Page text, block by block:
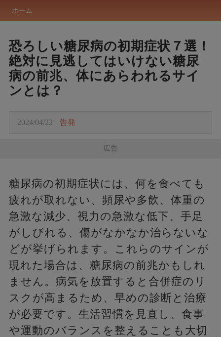
ホーム
恐ろしい糖尿病の初期症状７選！
絶対に見逃してはいけない糖尿
病の前兆、体にあらわれるサイ
ンとは？
2024/04/22 告発
広告
糖尿病の初期症状には、何を食べても
疲れが取れない、頻尿や多飲、体重の
急激な減少、視力の急激な低下、手足
がしびれる、傷がなかなか治らないな
どが挙げられます。これらのサインが
現れた場合は、糖尿病の前兆かもしれ
ません。病気を放置すると合併症のリ
スクが高まるため、早めの診断と治療
が必要です。生活習慣を見直し、食事
や運動のバランスを整えることも大切